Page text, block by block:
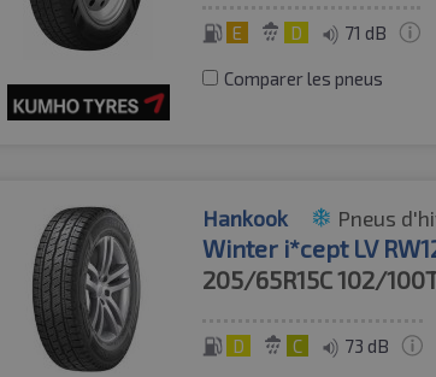
E D 71 dB
Comparer les pneus
Hankook Pneus
Winter i*cept LV
205/65R15C102/
D C 73 dB